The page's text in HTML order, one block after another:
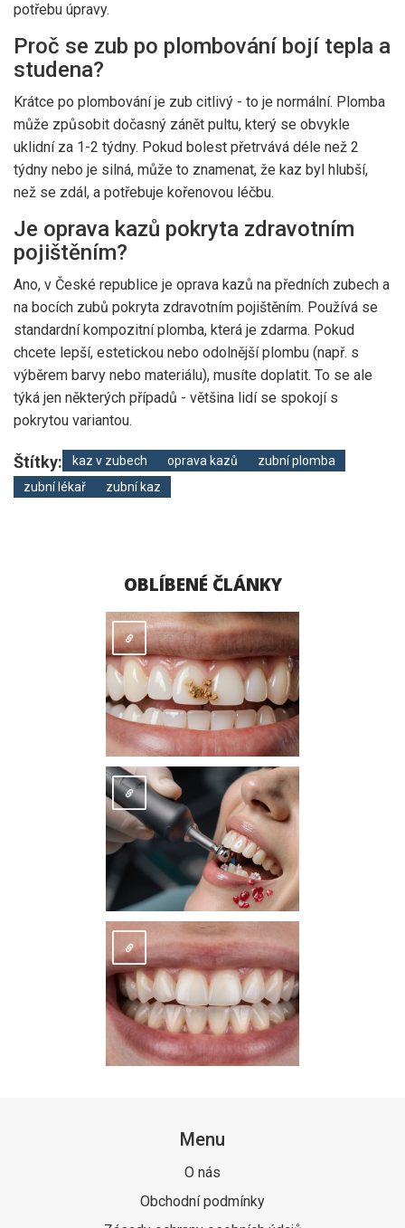
potřebu úpravy.
Proč se zub po plombování bojí tepla a
studena?
Krátce po plombování je zub citlivý - to je normální. Plomba
může způsobit dočasný zánět pultu, který se obvykle
uklidní za 1-2 týdny. Pokud bolest přetrvává déle než 2
týdny nebo je silná, může to znamenat, že kaz byl hlubší,
než se zdál, a potřebuje kořenovou léčbu.
Je oprava kazů pokryta zdravotním
pojištěním?
Ano, v České republice je oprava kazů na předních zubech a
na bocích zubů pokryta zdravotním pojištěním. Používá se
standardní kompozitní plomba, která je zdarma. Pokud
chcete lepší, estetickou nebo odolnější plombu (např. s
výběrem barvy nebo materiálu), musíte doplatit. To se ale
týká jen některých případů - většina lidí se spokojí s
pokrytou variantou.
Štítky: kaz v zubech oprava kazů
zubní plomba
zubní lékař
zubní kaz
OBLÍBENÉ ČLÁNKY
Menu
O nás
Obchodní podmínky